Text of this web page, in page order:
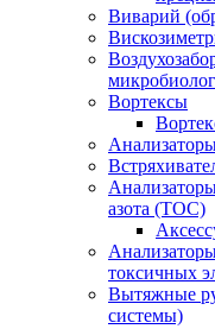
Виварий
Вортексы
азота (ТОС)
токсичных
Вытяжные
системы)